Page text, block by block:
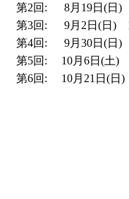
第2回:
8月19日(日)
第3回:
9月2日(日)
第4回:
9月30日(日)
第5回:
10月6日(土)
第6回:
10月21日(